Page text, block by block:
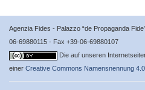
Agenzia Fides - Palazzo “de Propaganda
06-69880115 - Fax +39-06-69880107
Die auf unseren
einer Creative Commons Namensnennung